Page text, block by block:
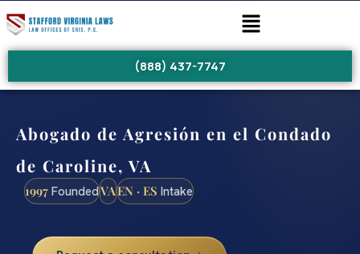
(888) 437-7747
Abogado de Agresión en el Condado
de Caroline, VA
1997 FoundedVAEN · ES Intake